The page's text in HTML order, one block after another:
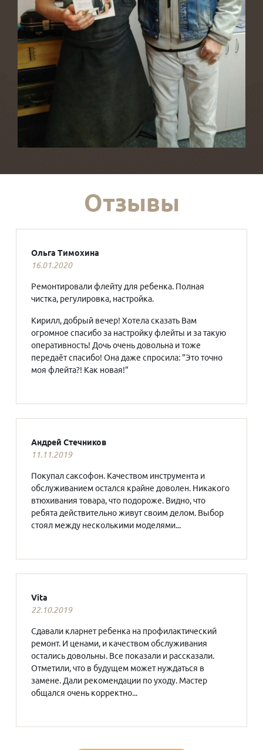
Отзывы
Ольга Тимохина
16.01.2020
Ремонтировали флейту для ребенка. Полная
чистка, регулировка, настройка.
Кирилл, добрый вечер! Хотела сказать Вам
огромное спасибо за настройку флейты и за такую
оперативность! Дочь очень довольна и тоже
передаёт спасибо! Она даже спросила: "Это точно
моя флейта?! Как новая!"
Андрей Стечников
11.11.2019
Покупал саксофон. Качеством инструмента и
обслуживанием остался крайне доволен. Никакого
втюхивания товара, что подороже. Видно, что
ребята действительно живут своим делом. Выбор
стоял между несколькими моделями...
Vita
22.10.2019
Сдавали кларнет ребенка на профилактический
ремонт. И ценами, и качеством обслуживания
остались довольны. Все показали и рассказали.
Отметили, что в будущем может нуждаться в
замене. Дали рекомендации по уходу. Мастер
общался очень корректно...